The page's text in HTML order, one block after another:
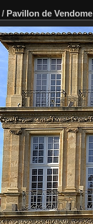
/ Pavillon de Vendome